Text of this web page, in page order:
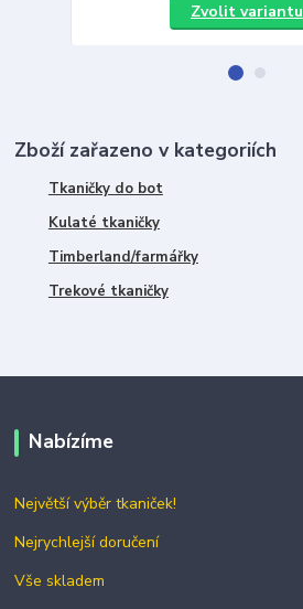
Zvolit variantu
Zboží zařazeno v kategoriích
Tkaničky do bot
Kulaté tkaničky
Timberland/farmářky
Trekové tkaničky
Nabízíme
Největší výběr tkaniček!
Nejrychlejší doručení
Vše skladem